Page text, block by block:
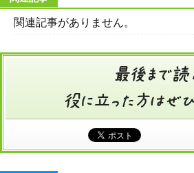
関連記事がありません。